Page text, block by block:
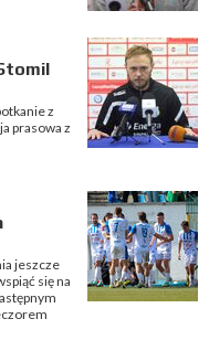
z
prasowa z
jeszcze
się na